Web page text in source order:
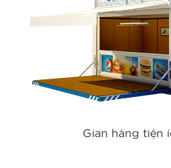
Gian hàng tiện